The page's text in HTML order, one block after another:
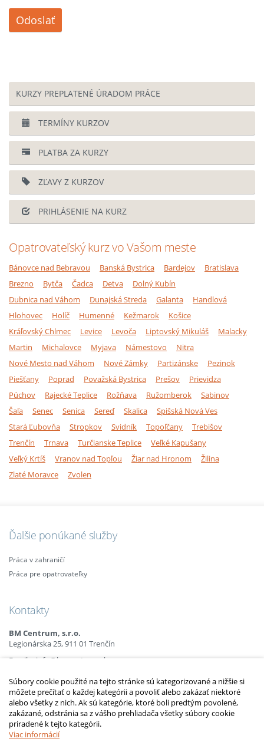
Odoslať
KURZY PREPLATENÉ ÚRADOM PRÁCE
TERMÍNY KURZOV
PLATBA ZA KURZY
ZĽAVY Z KURZOV
PRIHLÁSENIE NA KURZ
Opatrovateľský kurz vo Vašom meste
Bánovce nad Bebravou Banská Bystrica Bardejov
Bratislava
Brezno
Bytča Čadca Detva
Dolný Kubín
Dubnica nad Váhom
Dunajská Streda Galanta
Handlová
Hlohovec
Holíč Humenné Kežmarok
Košice
Kráľovský Chlmec
Levice Levoča Liptovský Mikuláš
Malacky
Martin
Michalovce Myjava Námestovo
Nitra
Nové Mesto nad Váhom
Nové Zámky Partizánske
Pezinok
Piešťany
Poprad Považská Bystrica Prešov
Prievidza
Púchov
Rajecké Teplice Rožňava Ružomberok
Sabinov
Šaľa
Senec Senica Sereď Skalica
Spišská Nová Ves
Stará Ľubovňa
Stropkov Svidník Topoľčany
Trebišov
Trenčín
Trnava Turčianske Teplice
Veľké Kapušany
Veľký Krtíš
Vranov nad Topľou Žiar nad Hronom
Žilina
Zlaté Moravce
Zvolen
Ďalšie ponúkané služby
Práca v zahraničí
Práca pre opatrovateľky
Kontakty
BM Centrum, s.r.o.
Legionárska 25, 911 01 Trenčín
Email: info@bmcentrum.sk
+421 (0)910 385 238
+421 (0)949 152 774
2010 – 2014 © Copyrightopatrovatelsky-kurz.sk
Upraviť nastavenia Cookies
Súbory cookie použité na tejto stránke sú kategorizované a nižšie si
môžete prečítať o každej kategórii a povoliť alebo zakázať niektoré
alebo všetky z nich. Ak sú kategórie, ktoré boli predtým povolené,
zakázané, odstránia sa z vášho prehliadača všetky súbory cookie
priradené k tejto kategórii.
Viac informácií